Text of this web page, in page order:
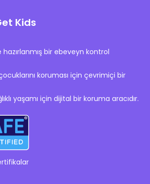
Kids
bir ebeveyn kontrol
koruması için çevrimiçi bir
yaşamı için dijital bir koruma aracıdır.